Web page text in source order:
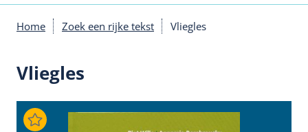
Home Zoek een rijke tekst Vliegles
Vliegles